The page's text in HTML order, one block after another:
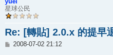
星球公民
Re: [轉貼] 2.0.x 的提早
文
2008-07-02 21:12